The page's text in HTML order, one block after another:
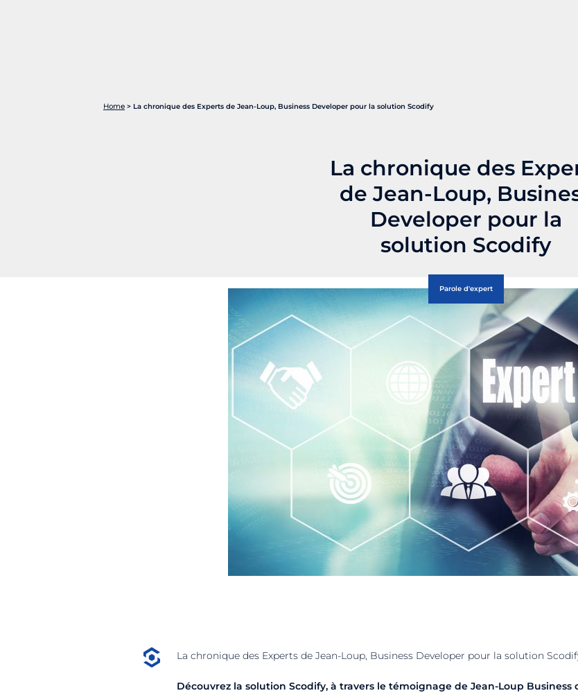
Home > La chronique des Experts de Jean-Loup, Business Developer pour la solution Scodify
La chronique des
de Jean-Loup,
Developer pour la
solution Scodify
Parole d'expert
La chronique des Experts de Jean-Loup, Business Developer pour la solution
Découvrez la solution Scodify, à travers le témoignage de Jean-Loup Business